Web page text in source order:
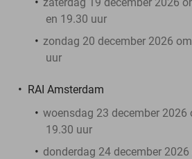
en 19.30 uur
zondag 20 december 2026
uur
RAI Amsterdam
woensdag 23 december 2026
19.30 uur
donderdag 24 december